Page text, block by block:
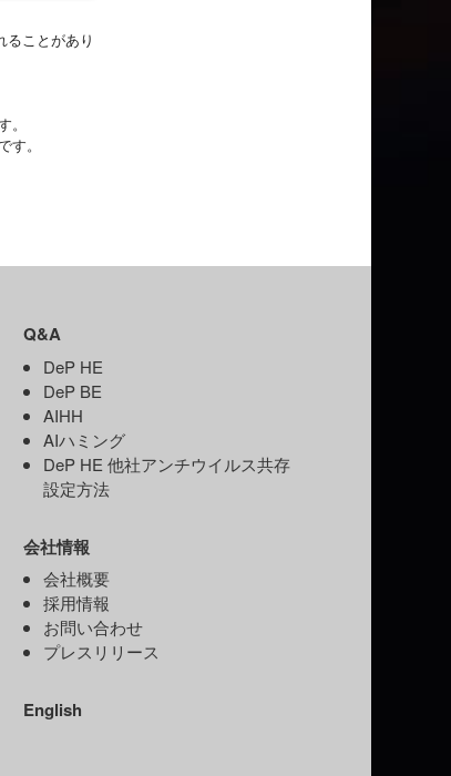
ことがあり
。
Q&A
DeP HE
DeP BE
AIHH
AIハミング
DeP HE 他社アンチウイルス共存
設定方法
会社情報
会社概要
採用情報
お問い合わせ
プレスリリース
English